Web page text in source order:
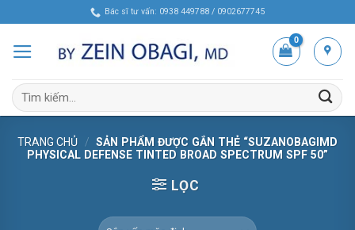
content
Bác sĩ tư vấn: 0938 449788 / 0902677745
Tìm
kiếm:
TRANG CHỦ / SẢN PHẨM ĐƯỢC GẮN THẺ “SUZANOBAGIMD
PHYSICAL DEFENSE TINTED BROAD SPECTRUM SPF 50”
LỌC